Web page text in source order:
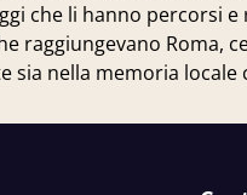
che li hanno percorsi
raggiungevano Roma,
nella memoria